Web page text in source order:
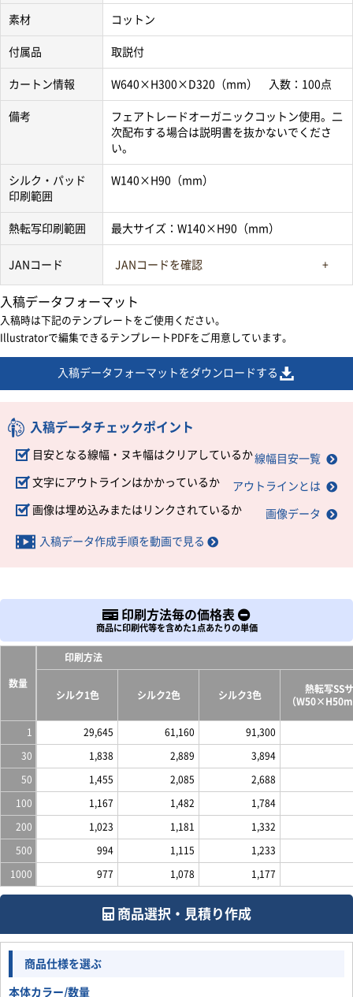
素材 コットン
付属品 取説付
カートン情報 W640×H300×D320（mm） 入数：100点
備考
フェアトレードオーガニックコットン使用。二
次配布する場合は説明書を抜かないでくださ
い。
シルク・パッド
印刷範囲
W140×H90（mm）
熱転写印刷範囲 最大サイズ：W140×H90（mm）
JANコード JANコードを確認
入稿データフォーマット
入稿時は下記のテンプレートをご使用ください。
Illustratorで編集できるテンプレートPDFをご用意しています。
入稿データフォーマットをダウンロードする
入稿データチェックポイント
目安となる線幅・ヌキ幅はクリアしているか線幅目安一覧
文字にアウトラインはかかっているか アウトラインとは
画像は埋め込みまたはリンクされているか 画像データ
入稿データ作成手順を動画で見る
印刷方法毎の価格表
商品に印刷代等を含めた1点あたりの単価
数量
印刷方法
シルク1色 シルク2色 シルク3色
熱転写SS
（
1 29,645 61,160 91,300
30 1,838 2,889 3,894
50 1,455 2,085 2,688
100 1,167 1,482 1,784
200 1,023 1,181 1,332
500 994 1,115 1,233
1000 977 1,078 1,177
商品選択・見積り作成
商品仕様を選ぶ
本体カラー/数量